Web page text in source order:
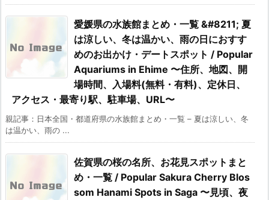
愛媛県の水族館まとめ・一覧 &#8211; 夏
は涼しい、冬は温かい、雨の日におすす
めのお出かけ・デートスポット / Popular
Aquariums in Ehime 〜住所、地図、開
場時間、入場料(無料・有料)、定休日、
アクセス・最寄り駅、駐車場、URL〜
親記事：日本全国・都道府県の水族館まとめ・一覧 – 夏は涼しい、冬
は温かい、雨の ...
佐賀県の桜の名所、お花見スポットまと
め・一覧 / Popular Sakura Cherry Blos
som Hanami Spots in Saga 〜見頃、夜